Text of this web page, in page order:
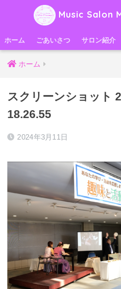
Music Salon
ホーム ごあいさつ サロン紹介
ホーム
スクリーンショット
18.26.55
2024年3月11日